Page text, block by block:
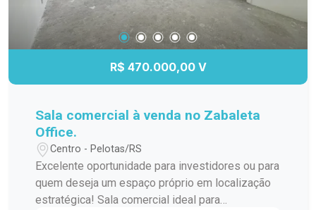
R$ 470.000,00 V
Sala comercial à venda no Zabaleta
Office.
Centro - Pelotas/RS
Excelente oportunidade para investidores ou para
quem deseja um espaço próprio em localização
estratégica! Sala comercial ideal para